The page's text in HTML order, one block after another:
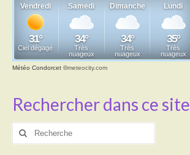
Météo Condorcet ©meteocity.com
Rechercher dans ce site
Rechercher